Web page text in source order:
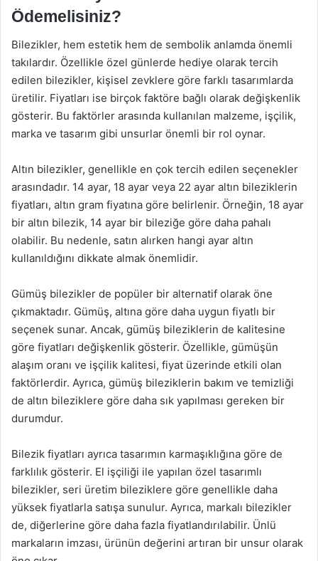
Ödemelisiniz?
Bilezikler, hem estetik hem de sembolik anlamda önemli
takılardır. Özellikle özel günlerde hediye olarak tercih
edilen bilezikler, kişisel zevklere göre farklı tasarımlarda
üretilir. Fiyatları ise birçok faktöre bağlı olarak değişkenlik
gösterir. Bu faktörler arasında kullanılan malzeme, işçilik,
marka ve tasarım gibi unsurlar önemli bir rol oynar.
Altın bilezikler, genellikle en çok tercih edilen seçenekler
arasındadır. 14 ayar, 18 ayar veya 22 ayar altın bileziklerin
fiyatları, altın gram fiyatına göre belirlenir. Örneğin, 18 ayar
bir altın bilezik, 14 ayar bir bileziğe göre daha pahalı
olabilir. Bu nedenle, satın alırken hangi ayar altın
kullanıldığını dikkate almak önemlidir.
Gümüş bilezikler de popüler bir alternatif olarak öne
çıkmaktadır. Gümüş, altına göre daha uygun fiyatlı bir
seçenek sunar. Ancak, gümüş bileziklerin de kalitesine
göre fiyatları değişkenlik gösterir. Özellikle, gümüşün
alaşım oranı ve işçilik kalitesi, fiyat üzerinde etkili olan
faktörlerdir. Ayrıca, gümüş bileziklerin bakım ve temizliği
de altın bileziklere göre daha sık yapılması gereken bir
durumdur.
Bilezik fiyatları ayrıca tasarımın karmaşıklığına göre de
farklılık gösterir. El işçiliği ile yapılan özel tasarımlı
bilezikler, seri üretim bileziklere göre genellikle daha
yüksek fiyatlarla satışa sunulur. Ayrıca, markalı bilezikler
de, diğerlerine göre daha fazla fiyatlandırılabilir. Ünlü
markaların imzası, ürünün değerini artıran bir unsur olarak